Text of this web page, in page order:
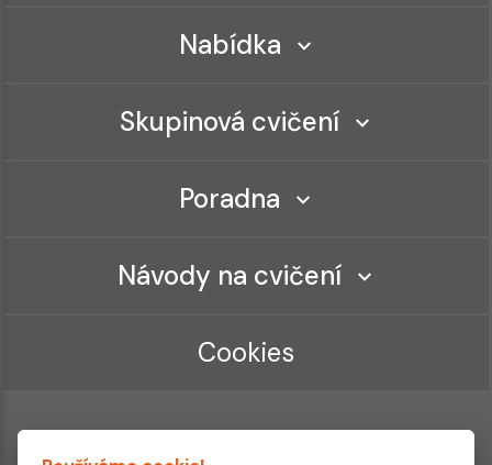
Nabídka
Skupinová cvičení
Poradna
Návody na cvičení
Cookies